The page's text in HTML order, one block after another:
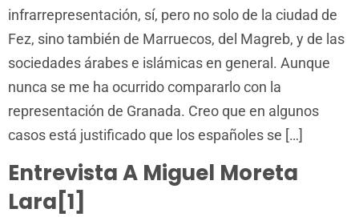
infrarrepresentación, sí, pero no solo de la ciudad de
Fez, sino también de Marruecos, del Magreb, y de las
sociedades árabes e islámicas en general. Aunque
nunca se me ha ocurrido compararlo con la
representación de Granada. Creo que en algunos
casos está justificado que los españoles se […]
Entrevista A Miguel Moreta
Lara[1]